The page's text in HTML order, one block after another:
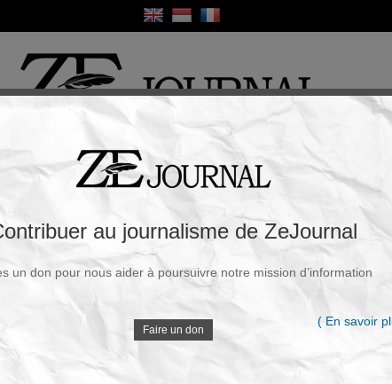
Religion Sport France / Europe
des pans de la Cisjordanie occupée,
Souscrire à la newsletter
Le Premier ministre israélien Benjamin
Netanyahou a annoncé le 17 mai la mise en place,
visant à appliquer le plan de paix israélo-
au journalisme de ZeJournal
un don pour nous aider à poursuivre notre mission d’information
Faire un don
( En savoir